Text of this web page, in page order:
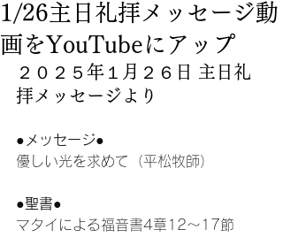
1/26主日礼拝メッセージ動
画をYouTubeにアップ
２０２５年１月２６日 主日礼
拝メッセージより
●メッセージ●
優しい光を求めて（平松牧師）
●聖書●
マタイによる福音書4章12〜17節